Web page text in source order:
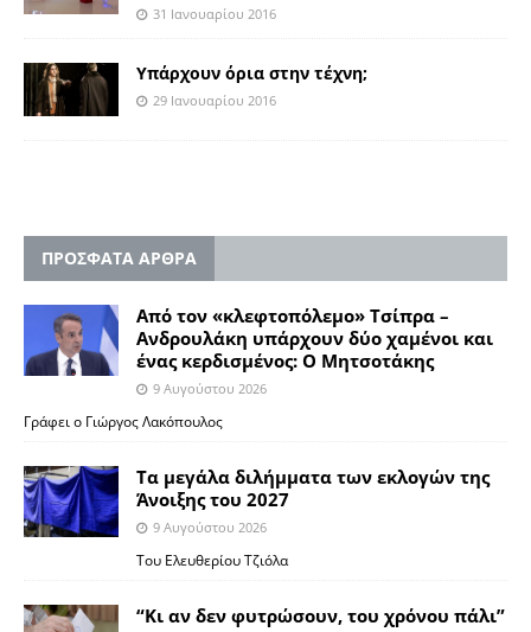
31 Ιανουαρίου 2016
Υπάρχουν όρια στην τέχνη;
29 Ιανουαρίου 2016
ΠΡΟΣΦΑΤΑ ΑΡΘΡΑ
Από τον «κλεφτοπόλεμο» Τσίπρα –
Ανδρουλάκη υπάρχουν δύο χαμένοι και
ένας κερδισμένος: Ο Μητσοτάκης
9 Αυγούστου 2026
Γράφει ο Γιώργος Λακόπουλος
Τα μεγάλα διλήμματα των εκλογών της
Άνοιξης του 2027
9 Αυγούστου 2026
Του Ελευθερίου Τζιόλα
“Κι αν δεν φυτρώσουν, του χρόνου πάλι”